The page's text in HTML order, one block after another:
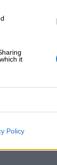
it
Policy
en la